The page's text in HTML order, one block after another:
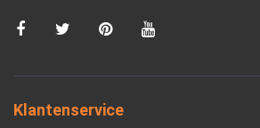
Klantenservice